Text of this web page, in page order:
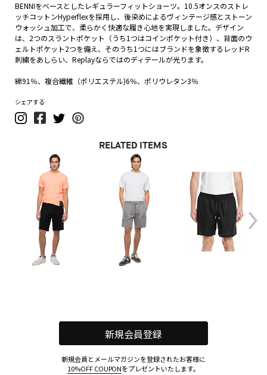
BENNIをベースとしたレギュラーフィットショーツ。10.5オンスのストレ
ッチコットンHyperflexを採用し、後染めによるヴィンテージ感とストーン
ウォッシュ加工で、柔らかく快適な履き心地を実現しました。デザイン
は、2つのスラントポケット（うち1つはコインポケット付き）、背面のウ
ェルトポケット2つを備え、そのうち1つにはブランドを象徴するレッドR
刺繍をあしらい、Replayならではのディテールが光ります。
綿91％、複合繊維（ポリエステル)6％、ポリウレタン3％
シェアする
RELATED ITEMS
新規会員登録
新規会員とメールマガジンを登録されたお客様に
10%OFF COUPONをプレゼントいたします。